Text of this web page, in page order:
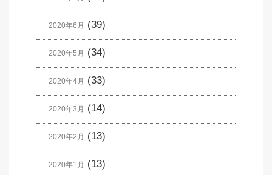
2020年6月 (39)
2020年5月 (34)
2020年4月 (33)
2020年3月 (14)
2020年2月 (13)
2020年1月 (13)